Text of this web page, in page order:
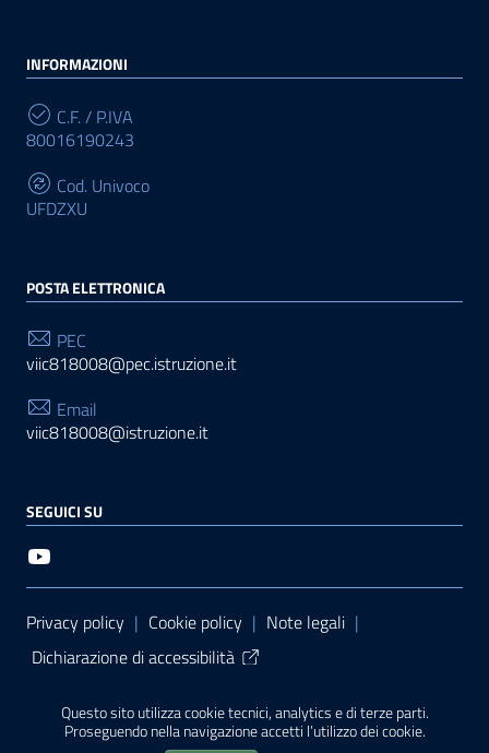
Questo sito utilizza cookie tecnici, analytics e di terze parti.
Proseguendo nella navigazione accetti l’utilizzo dei cookie.
INFORMAZIONI
C.F. / P.IVA
80016190243
Cod. Univoco
UFDZXU
POSTA ELETTRONICA
PEC
viic818008@pec.istruzione.it
Email
viic818008@istruzione.it
SEGUICI SU
Sezione Link Utili
Privacy policy | Cookie policy | Note legali |
Dichiarazione di accessibilità
PA di AgID
| Realizzato con WordPress
da